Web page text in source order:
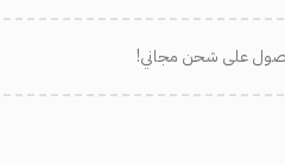
على شحن مجاني!